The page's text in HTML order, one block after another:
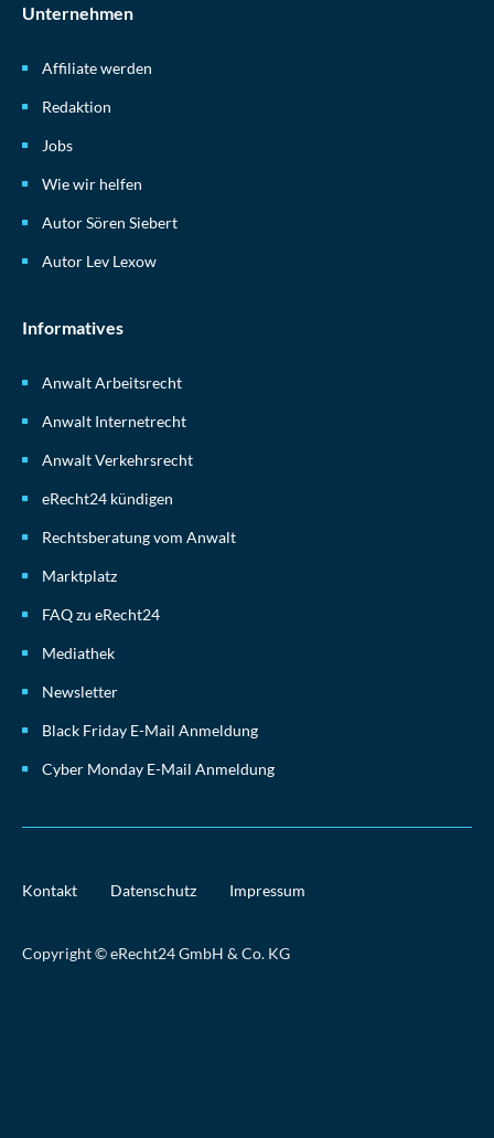
Unternehmen
Affiliate werden
Redaktion
Jobs
Wie wir helfen
Autor Sören Siebert
Autor Lev Lexow
Informatives
Anwalt Arbeitsrecht
Anwalt Internetrecht
Anwalt Verkehrsrecht
eRecht24 kündigen
Rechtsberatung vom Anwalt
Marktplatz
FAQ zu eRecht24
Mediathek
Newsletter
Black Friday E-Mail Anmeldung
Cyber Monday E-Mail Anmeldung
Kontakt Datenschutz Impressum
Copyright © eRecht24 GmbH & Co. KG